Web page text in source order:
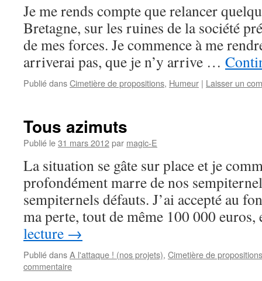
Je me rends compte que relancer
Bretagne, sur les ruines de la société
de mes forces. Je commence à me
arriverai pas, que je n’y arrive …
Publié dansCimetière de propositions, Humeur | Laisser un
Tous azimuts
Publié le31 mars 2012par magic-E
La situation se gâte sur place et je
profondément marre de nos
sempiternels défauts. J’ai accepté au
ma perte, tout de même 100 000
lecture →
Publié dansA l'attaque ! (nos projets), Cimetière de propositions
commentaire